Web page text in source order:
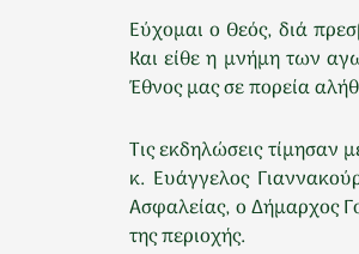
Εύχομαι ο Θεός, διά
Και είθε η μνήμη των
Έθνος μας σε πορεία
Τις εκδηλώσεις τίμησαν
κ. Ευάγγελος
Ασφαλείας, ο Δήμαρχος
της περιοχής.